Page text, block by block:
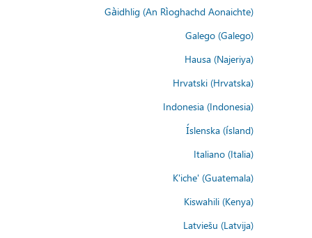
Gàidhlig (An Rìoghachd Aonaichte)
Galego (Galego)
Hausa (Najeriya)
Hrvatski (Hrvatska)
Indonesia (Indonesia)
Íslenska (ísland)
Italiano (Italia)
K'iche' (Guatemala)
Kiswahili (Kenya)
Latviešu (Latvija)